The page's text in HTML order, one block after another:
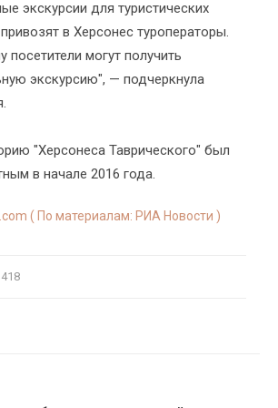
экскурсии для туристических
в Херсонес туроператоры.
посетители могут получить
экскурсию", — подчеркнула
"Херсонеса Таврического" был
в начале 2016 года.
( По материалам: РИА Новости )
418